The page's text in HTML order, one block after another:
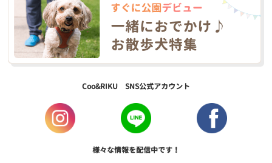
Coo&RIKU SNS公式アカウント
様々な情報を配信中です！